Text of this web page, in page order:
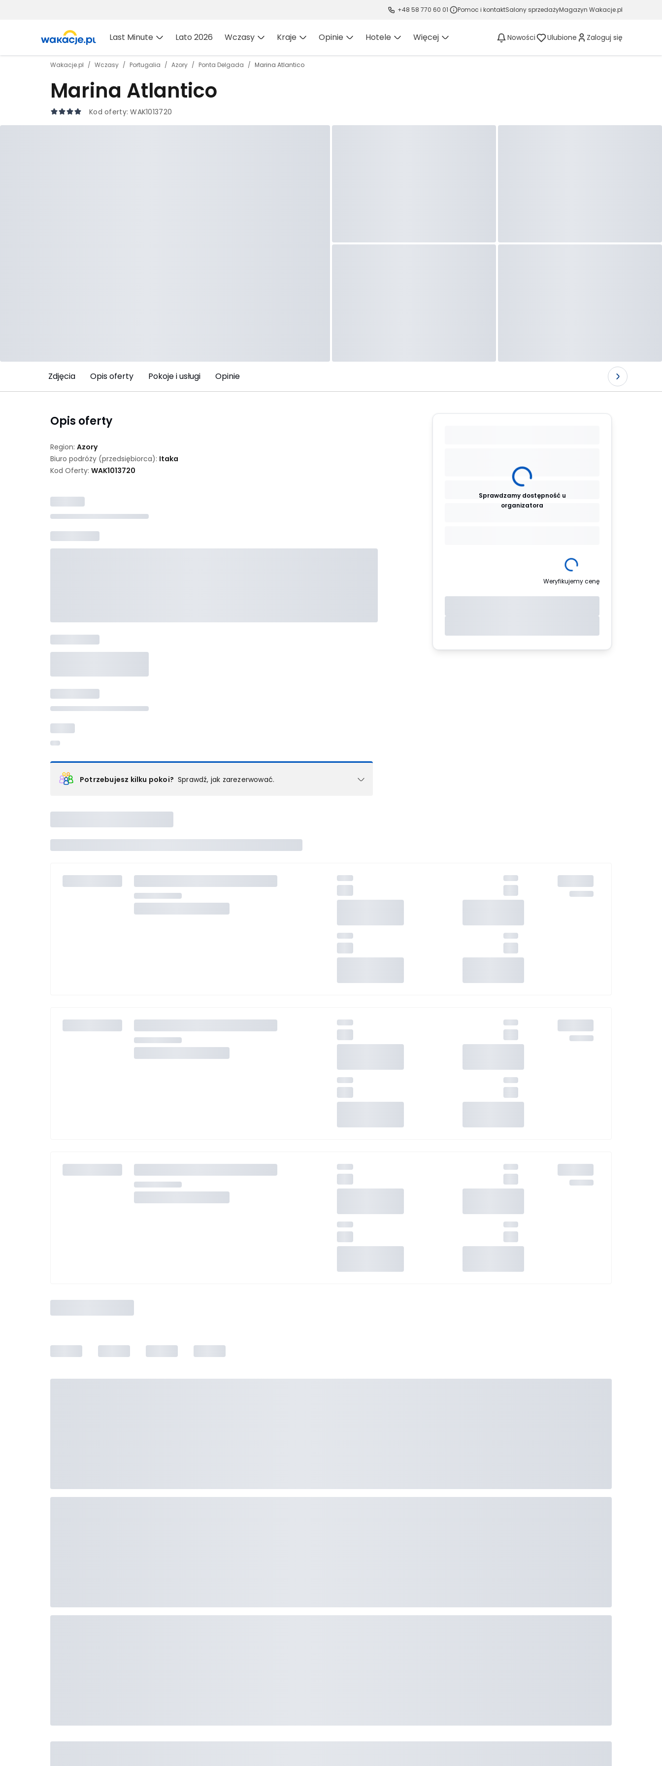
+48 58 770 60 01 Pomoc i kontaktSalony sprzedażyMagazyn Wakacje.pl
Last Minute Lato 2026 Wczasy Kraje Opinie Hotele Więcej Nowości Ulubione Zaloguj się
Wakacje.pl Wczasy Portugalia Azory Ponta Delgada Marina Atlantico
Marina Atlantico
Kod oferty:WAK1013720
Zdjęcia Opis oferty Pokoje i usługi Opinie
Opis oferty
Region: Azory
Biuro podróży (przedsiębiorca): Itaka
Kod Oferty: WAK1013720
Potrzebujesz kilku pokoi? Sprawdź, jak zarezerwować.
Wybierz jedną z ofert z listy i zarezerwuj ją. Zrób oddzielne rezerwacje dla każdego kolejnego pokoju
lubskontaktuj się z nami,by złożyć zamówienie u naszego doradcy.
Maksymalna liczba uczestników
Sprawdzamy dostępność u
organizatora
Weryfikujemy cenę